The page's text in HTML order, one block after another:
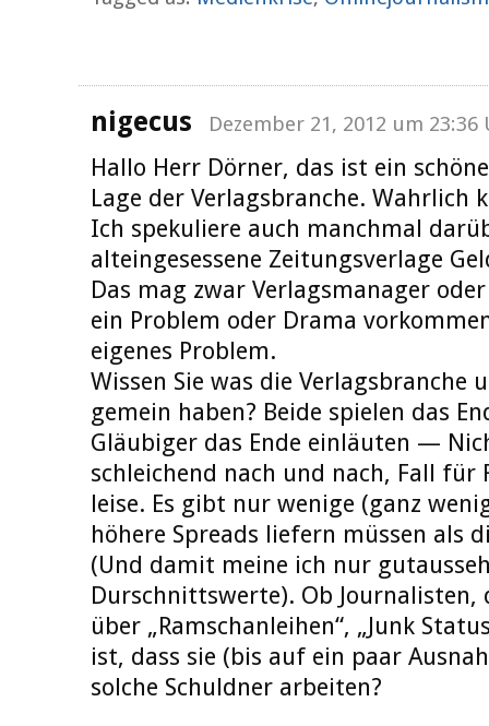
nigecus Dezember 21, 2012 um 23:36
Hallo Herr Dörner, das ist ein
Lage der Verlagsbranche. Wahrlich
Ich spekuliere auch manchmal
alteingesessene Zeitungsverlage
Das mag zwar Verlagsmanager
ein Problem oder Drama
eigenes Problem.
Wissen Sie was die Verlagsbranche
gemein haben? Beide spielen das
Gläubiger das Ende einläuten —
schleichend nach und nach, Fall für
leise. Es gibt nur wenige (ganz
höhere Spreads liefern müssen als
(Und damit meine ich nur
Durschnittswerte). Ob Journalisten,
über „Ramschanleihen“, „Junk
ist, dass sie (bis auf ein paar
solche Schuldner arbeiten?